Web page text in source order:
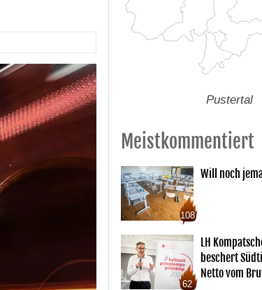
Pustertal
Meistkommentiert
108
Will noch
62
LH
beschert
Netto vom